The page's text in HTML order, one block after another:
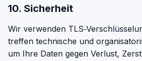
10. Sicherheit
Wir verwenden
treffen technische und
um Ihre Daten gegen Verlust,